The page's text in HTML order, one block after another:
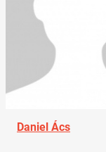
Daniel Ács